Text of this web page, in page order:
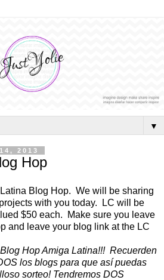
▼
2013
Hop
Blog Hop. We will be sharing
with you today. LC will be
$50 each. Make sure you leave
and leave your blog link at the LC
Hop Amiga Latina!!! Recuerden
los blogs para que así puedas
sorteo! Tendremos DOS